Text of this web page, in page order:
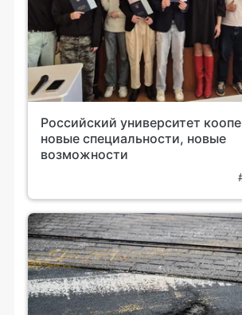
Российский университет
новые специальности, новые
возможности